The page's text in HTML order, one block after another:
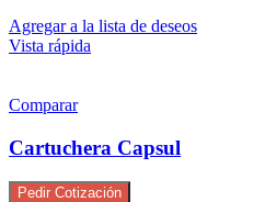
Agregar a la lista de deseos
Vista rápida
Comparar
Cartuchera Capsul
Pedir Cotización